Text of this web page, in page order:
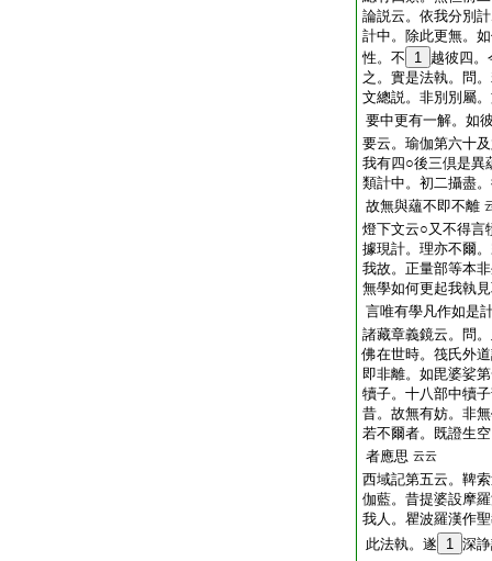
論説云。依我分別
計中。除此更無。
性。不
1 越彼四
之。實是法執。問
文總説。非別別屬
要中更有一解。如
要云。瑜伽第六十
我有四○後三倶是異
類計中。初二攝盡
故無與蘊不即不離
燈下文云○又不得言
據現計。理亦不爾
我故。正量部等本
無學如何更起我執
言唯有學凡作如是
諸藏章義鏡云。問
佛在世時。筏氏外
即非離。如毘婆娑
犢子。十八部中犢
昔。故無有妨。非
若不爾者。既證生
者應思 云云
西域記第五云。鞞
伽藍。昔提婆設摩
我人。瞿波羅漢作
此法執。遂
1 深